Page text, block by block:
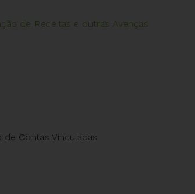
de Receitas e outras Avenças
Contas Vinculadas